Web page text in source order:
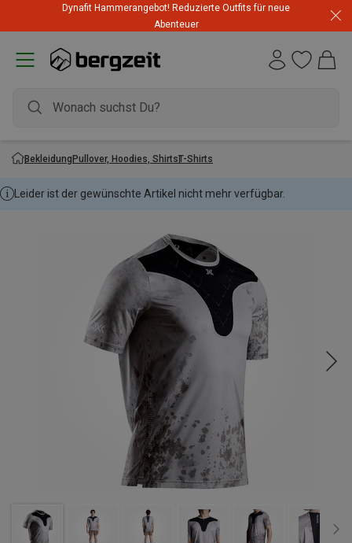
Dynafit Hammerangebot! Reduzierte Outfits für neue
Abenteuer
BekleidungPullover, Hoodies, ShirtsT-Shirts
Leider ist der gewünschte Artikel nicht mehr verfügbar.